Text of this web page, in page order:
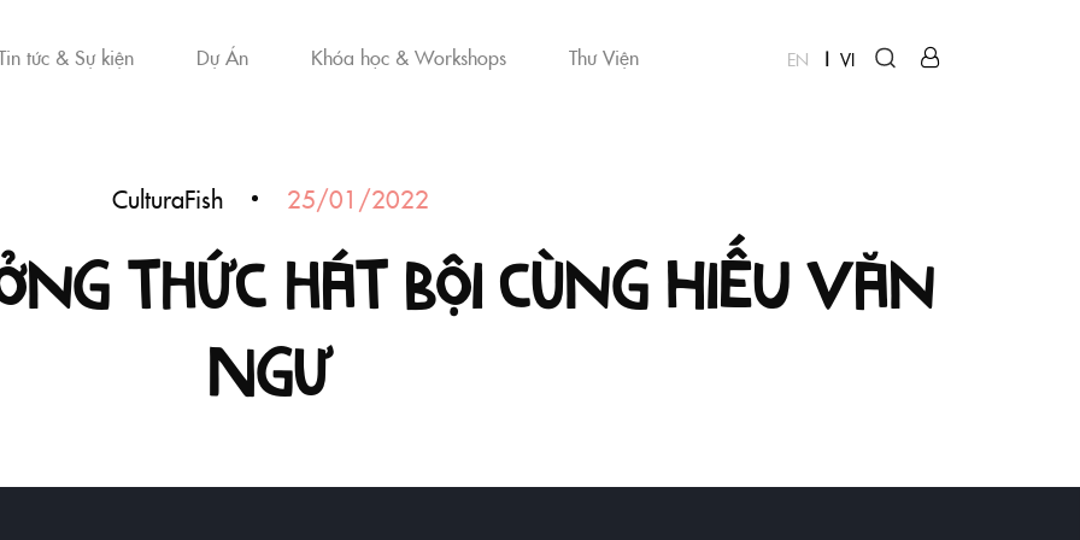
tức & Sự kiện Dự Án Khóa học & Workshops Thư Viện EN VI
CulturaFish 25/01/2022
thức hát bội cùng Hiếu Văn
Ngư